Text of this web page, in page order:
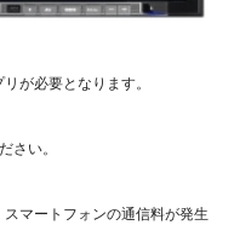
が必要となります。
さい。
マートフォンの通信料が発生